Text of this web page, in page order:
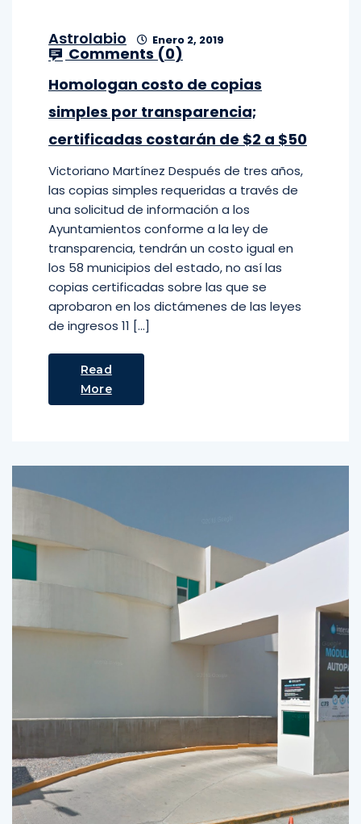
Astrolabio Enero 2, 2019
Comments (0)
Homologan costo de copias
simples por transparencia;
certificadas costarán de $2 a $50
Victoriano Martínez Después de tres años,
las copias simples requeridas a través de
una solicitud de información a los
Ayuntamientos conforme a la ley de
transparencia, tendrán un costo igual en
los 58 municipios del estado, no así las
copias certificadas sobre las que se
aprobaron en los dictámenes de las leyes
de ingresos 11 […]
Read
More